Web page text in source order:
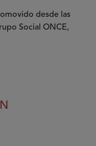
desde las
Social ONCE,